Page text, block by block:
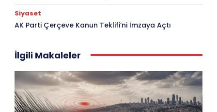
Siyaset
AK Parti Çerçeve Kanun Teklifi’ni İmzaya Açtı
İlgili Makaleler